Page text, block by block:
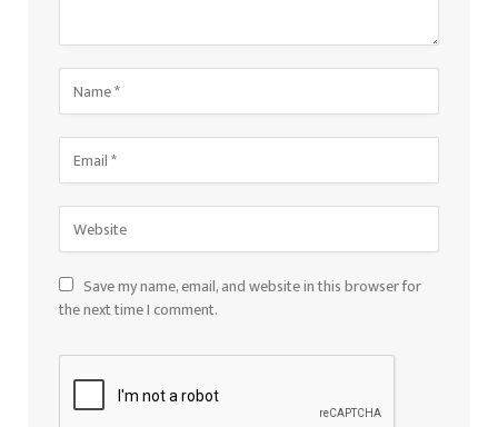
Save my name, email, and website in this browser for
the next time I comment.